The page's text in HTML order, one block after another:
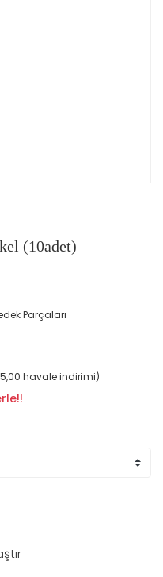
(10adet)
Parçaları
havale indirimi)